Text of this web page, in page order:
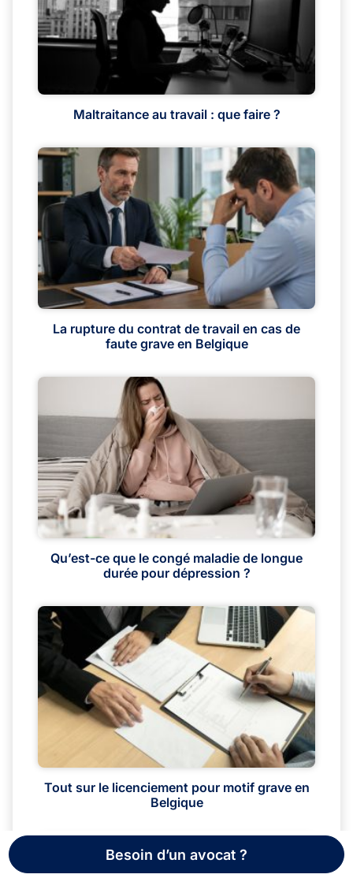
Maltraitance au travail : que faire ?
La rupture du contrat de travail en cas de
faute grave en Belgique
Qu’est-ce que le congé maladie de longue
durée pour dépression ?
Tout sur le licenciement pour motif grave en
Belgique
Besoin d’un avocat ?